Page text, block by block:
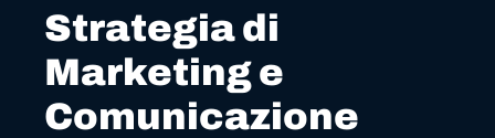
Strategia di
Marketing e
Comunicazione